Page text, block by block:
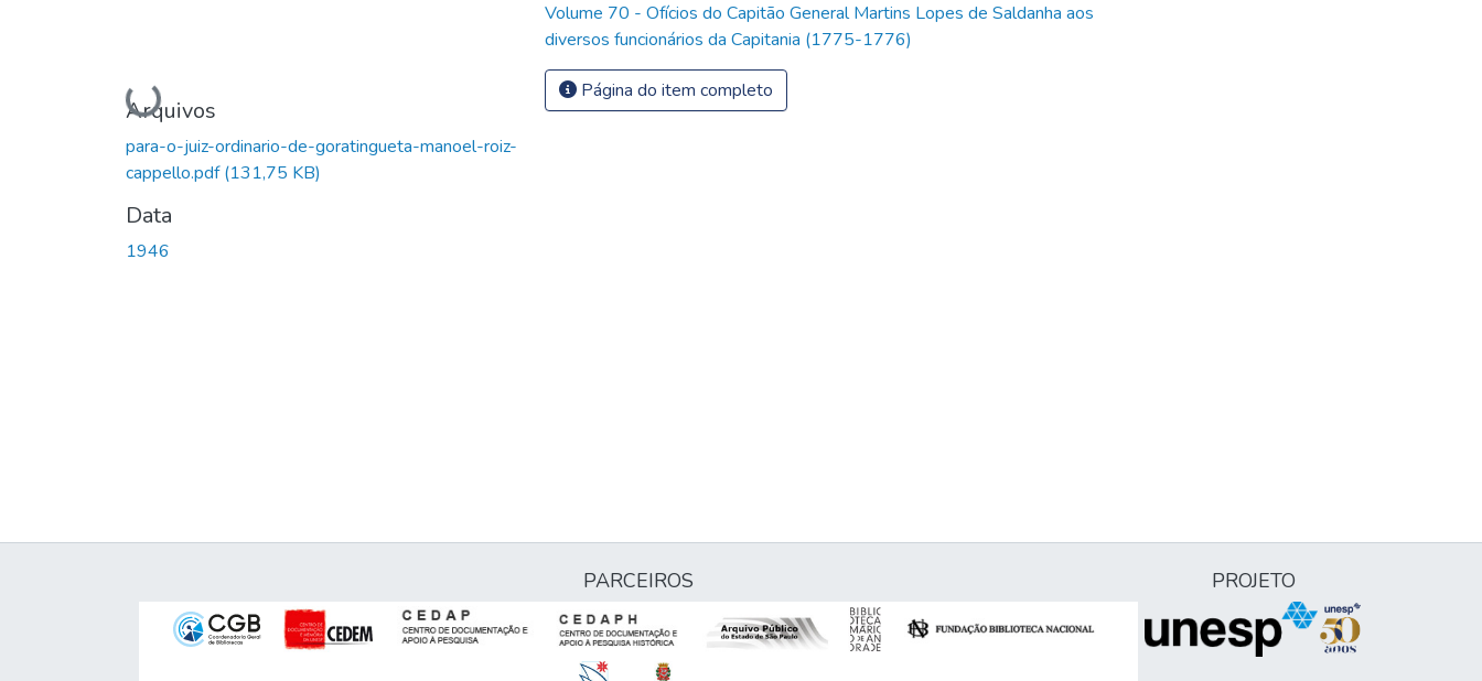
Carregando...
Arquivos
para-o-juiz-ordinario-de-goratingueta-manoel-roiz-
cappello.pdf(131,75 KB)
Data
1946
Volume 70 - Ofícios do Capitão General Martins Lopes de Saldanha aos
diversos funcionários da Capitania (1775-1776)
Página do item completo
PARCEIROS PROJETO